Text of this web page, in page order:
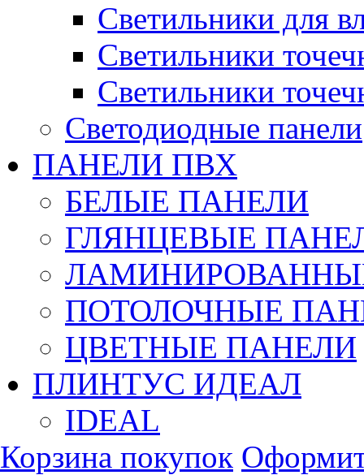
Светильники для
Светильники
Светильники
Светодиодные панели
ПАНЕЛИ ПВХ
БЕЛЫЕ ПАНЕЛИ
ГЛЯНЦЕВЫЕ
ПОТОЛОЧНЫЕ
ЦВЕТНЫЕ ПАНЕЛИ
ПЛИНТУС ИДЕАЛ
IDEAL
Корзина покупок